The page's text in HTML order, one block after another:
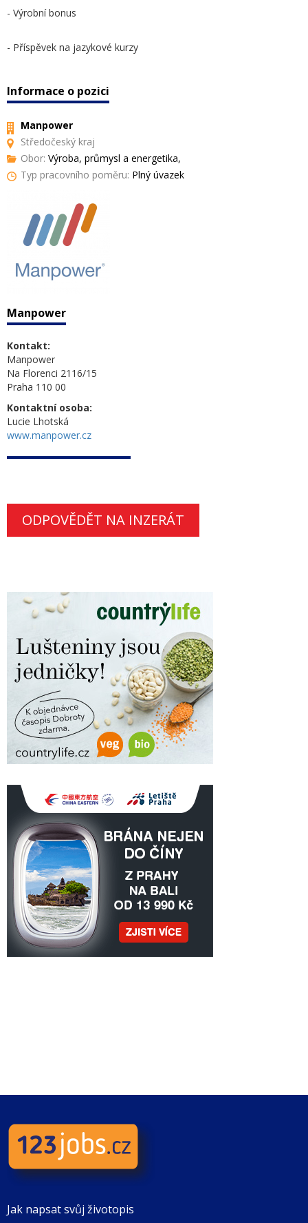
- Výrobní bonus
- Příspěvek na jazykové kurzy
Informace o pozici
Manpower
Středočeský kraj
Obor: Výroba, průmysl a energetika,
Typ pracovního poměru: Plný úvazek
Manpower
Kontakt:
Manpower
Na Florenci 2116/15
Praha 110 00
Kontaktní osoba:
Lucie Lhotská
www.manpower.cz
ODPOVĚDĚT NA INZERÁT
Jak napsat svůj životopis